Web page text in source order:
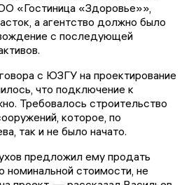
«Гостиница «Здоровье»»,
а агентство должно было
с последующей
с ЮЗГУ на проектирование
что подключение к
Требовалось строительство
которое, по
так и не было начато.
предложил ему продать
номинальной стоимости, не